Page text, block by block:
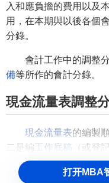
入和應負擔的費用以及
用，在本期與以後各個
分錄。
會計工作中的調整分
備等所作的會計分錄。
現金流量表調整
現金流量表的編製
二是編工作底稿 （或登
型帳戶）編製正式的現
要的一步。因為它的正
打开MBA